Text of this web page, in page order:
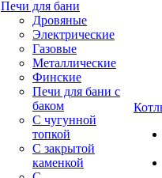
Печи для бани
Дровяные
Электрические
Газовые
Металлические
Финские
Печи для бани с
баком
С чугунной
топкой
С закрытой
каменкой